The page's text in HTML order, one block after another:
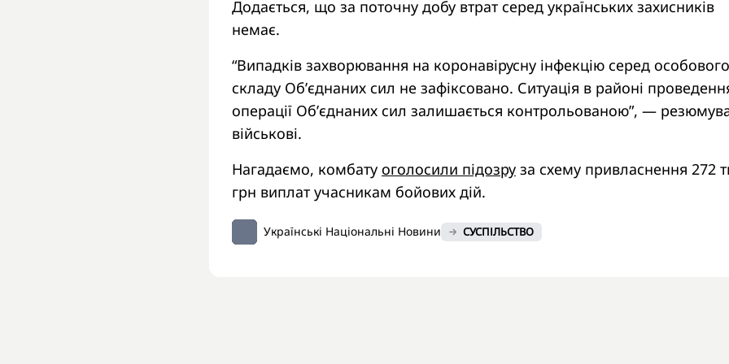
Додається, що за поточну добу втрат серед українських захисників
немає.
“Випадків захворювання на коронавірусну інфекцію серед особового
складу Об’єднаних сил не зафіксовано. Ситуація в районі
операції Об’єднаних сил залишається контрольованою”, —
військові.
Нагадаємо, комбату оголосили підозру за схему привласнення 272
грн виплат учасникам бойових дій.
Українські Національні Новини СУСПІЛЬСТВО